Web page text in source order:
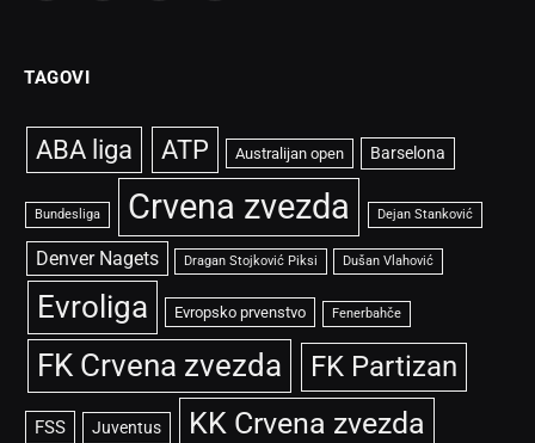
TAGOVI
ABA liga ATP Australijan open Barselona
Bundesliga Crvena zvezda Dejan Stanković
Denver Nagets Dragan Stojković Piksi Dušan Vlahović
Evroliga Evropsko prvenstvo Fenerbahče
FK Crvena zvezda FK Partizan
FSS Juventus KK Crvena zvezda